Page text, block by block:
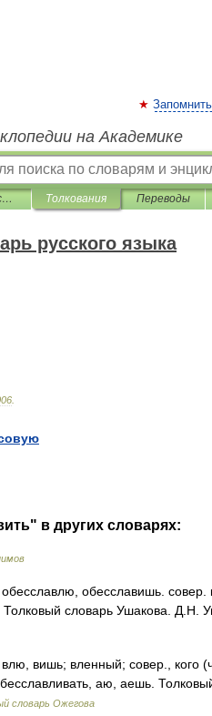
на Академике
Орфографический словарь русского языка Толкования Переводы
русского языка
в других словарях:
обесславишь. совер. к
словарь Ушакова. Д.Н.
вишь; вленный; совер., кого
аю, аешь.
словарь Ожегова